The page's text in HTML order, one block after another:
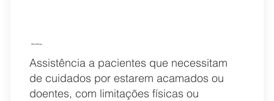
Altenpflege
Assistência a pacientes que necessitam
de cuidados por estarem acamados ou
doentes, com limitações físicas ou